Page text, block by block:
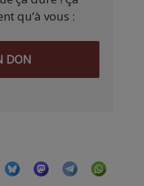
qu’à vous :
DON